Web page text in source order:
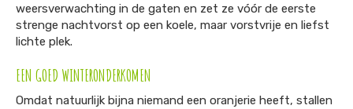
weersverwachting in de gaten en zet ze vóór de eerste
strenge nachtvorst op een koele, maar vorstvrije en liefst
lichte plek.
EEN GOED WINTERONDERKOMEN
Omdat natuurlijk bijna niemand een oranjerie heeft, stallen